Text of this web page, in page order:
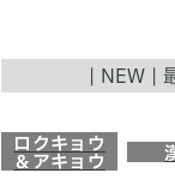
| NEW |
ロクキョウ
＆アキョウ